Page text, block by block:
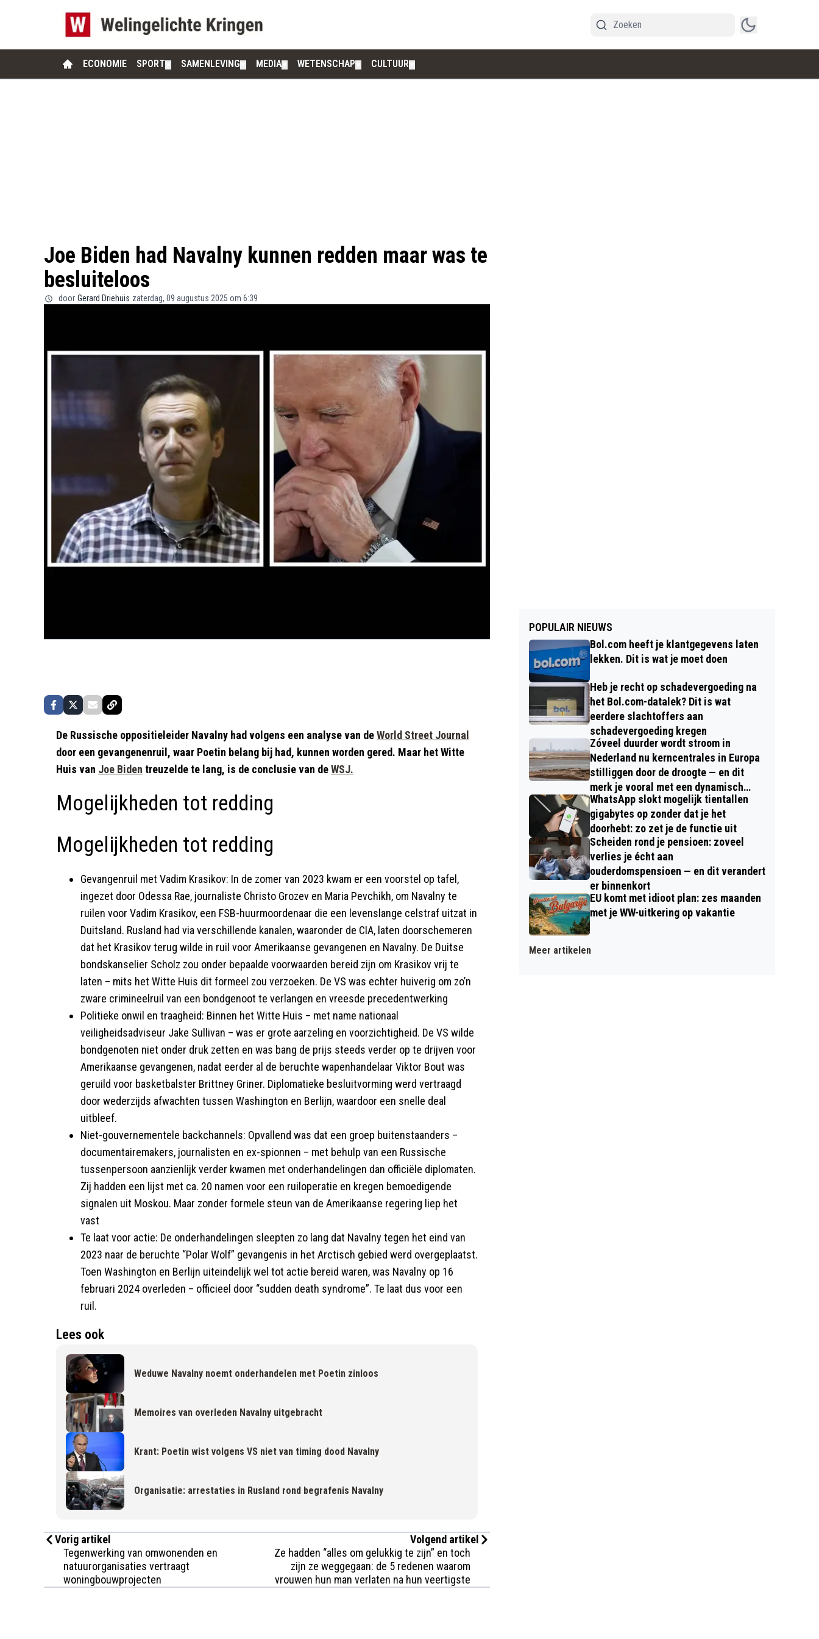
ECONOMIE SPORT SAMENLEVING MEDIA WETENSCHAP CULTUUR
Joe Biden had Navalny kunnen redden maar was te
besluiteloos
door Gerard Driehuis zaterdag, 09 augustus 2025 om 6:39
De Russische oppositieleider Navalny had volgens een analyse van deWorld Street Journal
door een gevangenenruil, waar Poetin belang bij had, kunnen worden gered. Maar het Witte
Huis van Joe Biden treuzelde te lang, is de conclusie van deWSJ.
Mogelijkheden tot redding
Mogelijkheden tot redding
Gevangenruil met Vadim Krasikov: In de zomer van 2023 kwam er een voorstel op tafel,
ingezet door Odessa Rae, journaliste Christo Grozev en Maria Pevchikh, om Navalny te
ruilen voor Vadim Krasikov, een FSB-huurmoordenaar die een levenslange celstraf uitzat in
Duitsland. Rusland had via verschillende kanalen, waaronder de CIA, laten doorschemeren
dat het Krasikov terug wilde in ruil voor Amerikaanse gevangenen en Navalny. De Duitse
bondskanselier Scholz zou onder bepaalde voorwaarden bereid zijn om Krasikov vrij te
laten – mits het Witte Huis dit formeel zou verzoeken. De VS was echter huiverig om zo’n
zware crimineelruil van een bondgenoot te verlangen en vreesde precedentwerking
Politieke onwil en traagheid: Binnen het Witte Huis – met name nationaal
veiligheidsadviseur Jake Sullivan – was er grote aarzeling en voorzichtigheid. De VS wilde
bondgenoten niet onder druk zetten en was bang de prijs steeds verder op te drijven voor
Amerikaanse gevangenen, nadat eerder al de beruchte wapenhandelaar Viktor Bout was
geruild voor basketbalster Brittney Griner. Diplomatieke besluitvorming werd vertraagd
door wederzijds afwachten tussen Washington en Berlijn, waardoor een snelle deal
uitbleef.
Niet-gouvernementele backchannels: Opvallend was dat een groep buitenstaanders –
documentairemakers, journalisten en ex-spionnen – met behulp van een Russische
tussenpersoon aanzienlijk verder kwamen met onderhandelingen dan officiële diplomaten.
Zij hadden een lijst met ca. 20 namen voor een ruiloperatie en kregen bemoedigende
signalen uit Moskou. Maar zonder formele steun van de Amerikaanse regering liep het
vast
Te laat voor actie: De onderhandelingen sleepten zo lang dat Navalny tegen het eind van
2023 naar de beruchte “Polar Wolf” gevangenis in het Arctisch gebied werd overgeplaatst.
Toen Washington en Berlijn uiteindelijk wel tot actie bereid waren, was Navalny op 16
februari 2024 overleden – officieel door “sudden death syndrome”. Te laat dus voor een
ruil.
Lees ook
Weduwe Navalny noemt onderhandelen met Poetin zinloos
Memoires van overleden Navalny uitgebracht
Krant: Poetin wist volgens VS niet van timing dood Navalny
Organisatie: arrestaties in Rusland rond begrafenis Navalny
Vorig artikel
Tegenwerking van omwonenden en
natuurorganisaties vertraagt
woningbouwprojecten
Volgend artikel
Ze hadden “alles om gelukkig te zijn” en toch
zijn ze weggegaan: de 5 redenen waarom
vrouwen hun man verlaten na hun veertigste
POPULAIR NIEUWS
Bol.com heeft je klantgegevens laten
lekken. Dit is wat je moet doen
Heb je recht op schadevergoeding na
het Bol.com-datalek? Dit is wat
eerdere slachtoffers aan
schadevergoeding kregen
Zóveel duurder wordt stroom in
Nederland nu kerncentrales in Europa
stilliggen door de droogte — en dit
merk je vooral met een dynamisch
contract
WhatsApp slokt mogelijk tientallen
gigabytes op zonder dat je het
doorhebt: zo zet je de functie uit
Scheiden rond je pensioen: zoveel
verlies je écht aan
ouderdomspensioen — en dit verandert
er binnenkort
EU komt met idioot plan: zes maanden
met je WW-uitkering op vakantie
Meer artikelen